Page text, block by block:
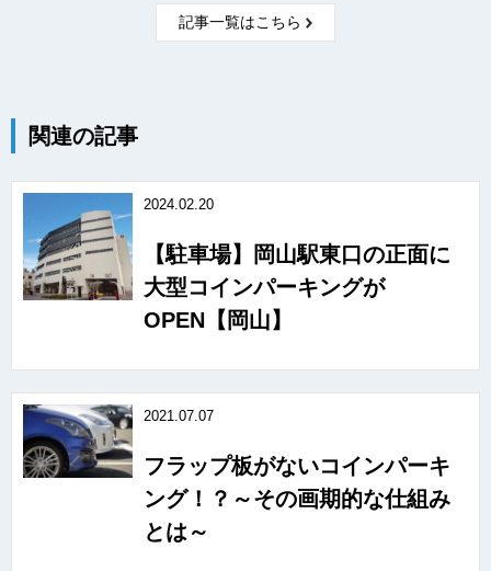
記事一覧はこちら
関連の記事
2024.02.20
【駐車場】岡山駅東口の正面に
大型コインパーキングが
OPEN【岡山】
2021.07.07
フラップ板がないコインパーキ
ング！？～その画期的な仕組み
とは～